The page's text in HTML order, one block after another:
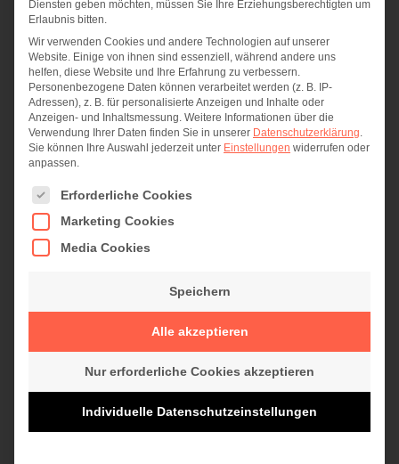
Windows 7 Systeme in einem abgetrennten
Netzwerksegment betreiben (eine gute Firewall
vorausgesetzt)
der Zugang zum Internet als größte Gefahrenquelle
sollte geschlossen werden
der E-Mailverkehr sollte auf diesen Arbeitsplätzen
deaktiviert werden (Emotet Virus kommt als Malware)
erweiterten Erkennungsmaßnahmen
zyklische Prüfung der Datensicherung und
regelmäßige unternehmensweite Security-Audits
Werden die notwendigen Maßnahmen im Ganzen
betrachten, kann ein Austausch der betreffenden
Arbeitsstationen in Form eine Kompletterneuerung oder
eines Upgrades nachhaltig günstiger sein. Gern
Diensten geben möchten, müssen Sie Ihre Erziehungsberechtigten um
Erlaubnis bitten.
Wir verwenden Cookies und andere Technologien auf unserer
Website. Einige von ihnen sind essenziell, während andere uns
helfen, diese Website und Ihre Erfahrung zu verbessern.
Personenbezogene Daten können verarbeitet werden (z. B. IP-
Adressen), z. B. für personalisierte Anzeigen und Inhalte oder
Anzeigen- und Inhaltsmessung. Weitere Informationen über die
Verwendung Ihrer Daten finden Sie in unserer Datenschutzerklärung
Sie können Ihre Auswahl jederzeit unter Einstellungen widerrufen oder
anpassen.
Es folgt eine Liste der Service-Gruppen, für die eine
Erforderliche Cookies
Marketing Cookies
Media Cookies
Speichern
Alle akzeptieren
Nur erforderliche Cookies akzeptieren
Individuelle Datenschutzeinstellungen